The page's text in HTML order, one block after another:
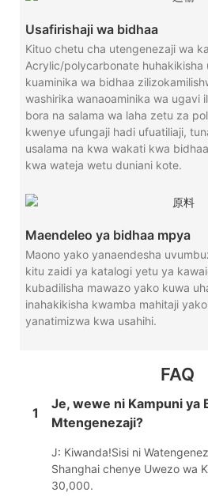
Usafirishaji wa bidhaa
Kituo chetu cha utengenezaji wa
Acrylic/polycarbonate huhakikisha
kuaminika wa bidhaa
washirika wanaoaminika wa ugavi
bora na salama wa laha zetu za
kwenye ufungaji hadi ufuatiliaji,
usalama na kwa wakati kwa
kwa wateja wetu duniani kote.
Maendeleo ya bidhaa mpya
Maono yako yanaendesha
kitu zaidi ya katalogi yetu ya
kubadilisha mawazo yako kuwa
inahakikisha kwamba mahitaji
yanatimizwa kwa usahihi.
FAQ
1
Je, wewe ni Kampuni ya
Mtengenezaji?
J: Kiwanda!Sisi ni
Shanghai chenye Uwezo wa
30,000.